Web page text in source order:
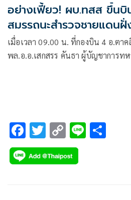
อย่างเฟี้ยว! ผบ.ทสส ขึ้น
สมรรถนะสำรวจชายแดน
เมื่อเวลา 09.00 น. ที่กองบิน 4 อ.ตาคลี จ.นครสวรรค์
พล.อ.อ.เสกสรร คันธา ผู้บัญชาการทห
F
ac
e
T
wi
tt
C
o
p
Li